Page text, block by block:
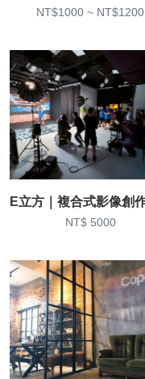
NT$1000 ~ NT$1200
NT$ 5000